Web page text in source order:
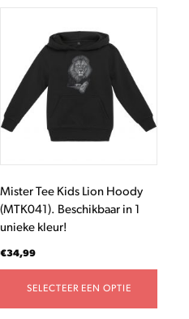
Mister Tee Kids Lion Hoody
(MTK041). Beschikbaar in 1
unieke kleur!
€34,99
SELECTEER EEN OPTIE
meerdere
variaties.
Deze
optie
op
de
productpagina